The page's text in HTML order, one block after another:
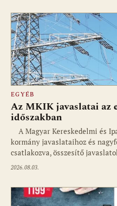
EGYÉB
Az MKIK javaslatai az
időszakban
A Magyar Kereskedelmi és
kormány javaslataihoz és
csatlakozva, összesítő
2026.08.03.